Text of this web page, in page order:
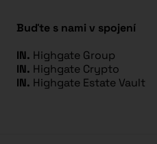
Buďte s nami v spojení
IN. Highgate Group
IN. Highgate Crypto
IN. Highgate Estate Vault